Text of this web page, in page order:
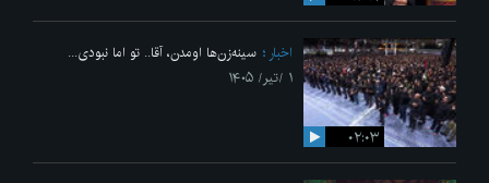
۰۲:۰۳
اخبار
سینه‌زن‌ها اومدن،‌ آقا.. تو اما نبودی...
۱ /تیر/ ۱۴۰۵